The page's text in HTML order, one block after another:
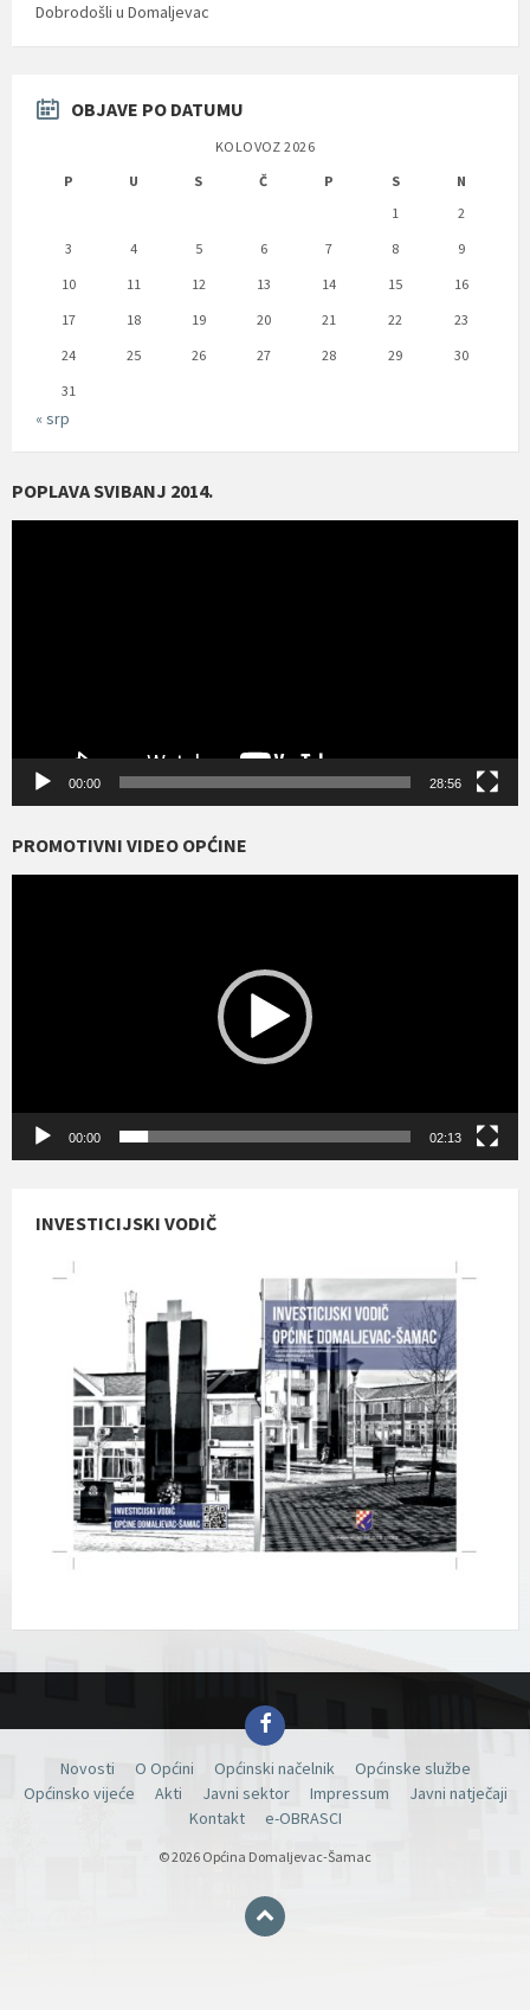
Dobrodošli u Domaljevac
OBJAVE PO DATUMU
KOLOVOZ 2026
P
U S Č P S
N
1
2
3
4 5 6 7 8
9
10
11 12 13 14 15
16
17
18 19 20 21 22
23
24
25 26 27 28 29
30
31
« srp
POPLAVA SVIBANJ 2014.
00:00 28:56
PROMOTIVNI VIDEO OPĆINE
00:00 02:13
INVESTICIJSKI VODIČ
Facebook
Novosti O Općini Općinski načelnik
Općinske službe
Općinsko vijeće
Akti Javni sektor Impressum
Javni natječaji
Kontakt
e-OBRASCI
© 2026 Općina Domaljevac-Šamac